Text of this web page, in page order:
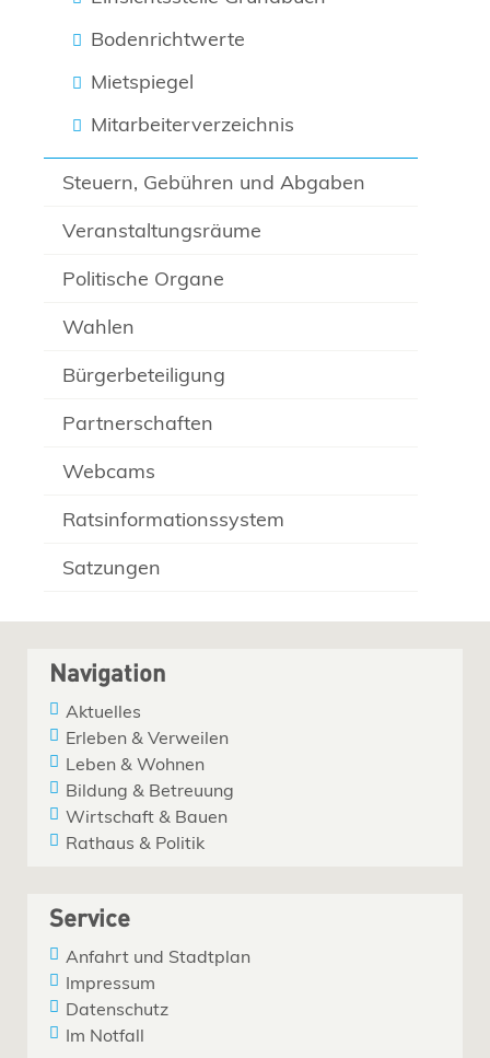
Bodenrichtwerte
Mietspiegel
Mitarbeiterverzeichnis
Steuern, Gebühren und Abgaben
Veranstaltungsräume
Politische Organe
Wahlen
Bürgerbeteiligung
Partnerschaften
Webcams
Ratsinformationssystem
Satzungen
Navigation
Aktuelles
Erleben & Verweilen
Leben & Wohnen
Bildung & Betreuung
Wirtschaft & Bauen
Rathaus & Politik
Service
Anfahrt und Stadtplan
Impressum
Datenschutz
Im Notfall